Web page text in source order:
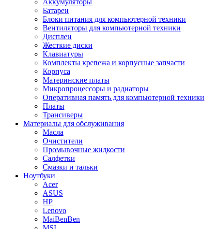
Аккумуляторы
Батареи
Блоки питания для компьютерной техники
Вентиляторы для компьютерной техники
Дисплеи
Жесткие диски
Клавиатуры
Комплекты крепежа и корпусные запчасти
Корпуса
Материнские платы
Микропроцессоры и радиаторы
Оперативная память для компьютерной техники
Платы
Трансиверы
Материалы для обслуживания
Масла
Очистители
Промывочные жидкости
Салфетки
Смазки и тальки
Ноутбуки
Acer
ASUS
HP
Lenovo
MaiBenBen